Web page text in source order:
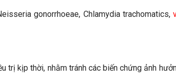
gonorrhoeae, Chlamydia trachomatics,
trị kịp thời, nhằm tránh các biến chứng ảnh